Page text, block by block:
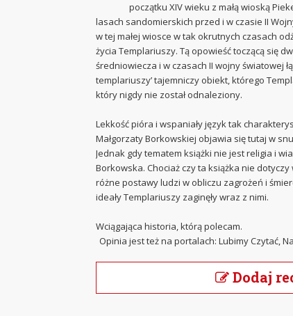
początku XIV wieku z małą wioską
lasach sandomierskich przed i w czasie II
w tej małej wiosce w tak okrutnych czasach
życia Templariuszy. Tą opowieść toczącą się
średniowiecza i w czasach II wojny światowej
templariuszy’ tajemniczy obiekt, którego
który nigdy nie został odnaleziony.
Lekkość pióra i wspaniały język tak
Małgorzaty Borkowskiej objawia się tutaj w
Jednak gdy tematem książki nie jest religia i
Borkowska. Chociaż czy ta książka nie
różne postawy ludzi w obliczu zagrożeń i
ideały Templariuszy zaginęły wraz z nimi.
Wciągająca historia, którą polecam.
Opinia jest też na portalach: Lubimy Czytać,
Dodaj